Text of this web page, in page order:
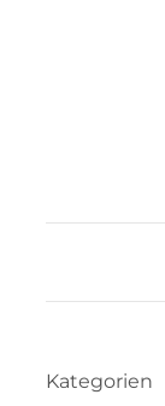
Kategorien